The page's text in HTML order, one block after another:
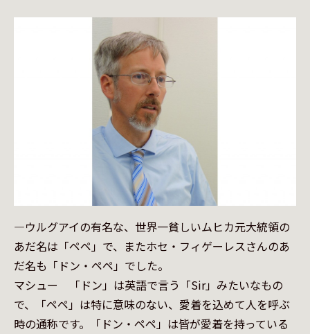
—ウルグアイの有名な、世界一貧しいムヒカ元大統領の
あだ名は「ペペ」で、またホセ・フィゲーレスさんのあ
だ名も「ドン・ペペ」でした。
マシュー　「ドン」は英語で言う「Sir」みたいなもの
で、「ペペ」は特に意味のない、愛着を込めて人を呼ぶ
時の通称です。「ドン・ペペ」は皆が愛着を持っている